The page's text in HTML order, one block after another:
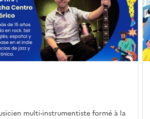
multi-instrumentiste formé à la